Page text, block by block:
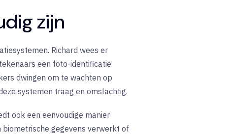
zijn
Richard wees er
een foto-identificatie
dwingen om te wachten op
systemen traag en omslachtig.
ook een eenvoudige manier
biometrische gegevens verwerkt of